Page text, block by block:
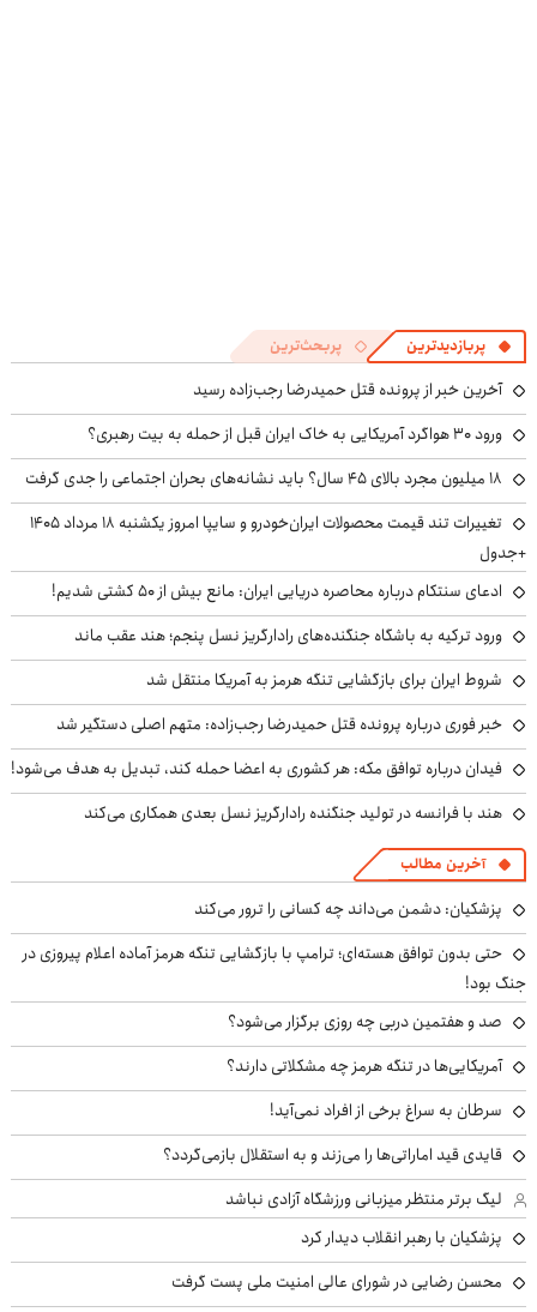
پربازدیدترین پربحث‌ترین
آخرین خبر از پرونده قتل حمیدرضا رجب‌زاده رسید
ورود ۳۰ هواگرد آمریکایی به خاک ایران قبل از حمله به بیت رهبری؟
۱۸ میلیون مجرد بالای ۴۵ سال؟ باید نشانه‌های بحران اجتماعی را جدی گرفت
تغییرات تند قیمت محصولات ایران‌خودرو و سایپا امروز یکشنبه ۱۸ مرداد ۱۴۰۵
+جدول
ادعای سنتکام درباره محاصره دریایی ایران: مانع بیش از ۵۰ کشتی شدیم!
ورود ترکیه به باشگاه جنگنده‌های رادارگریز نسل پنجم؛ هند عقب ماند
شروط ایران برای بازگشایی تنگه هرمز به آمریکا منتقل شد
خبر فوری درباره پرونده قتل حمیدرضا رجب‌زاده: متهم اصلی دستگیر شد
فیدان درباره توافق مکه: هر کشوری به اعضا حمله کند، تبدیل به هدف می‌شود!
هند با فرانسه در تولید جنگنده رادارگریز نسل بعدی همکاری می‌کند
آخرین مطالب
پزشکیان: دشمن می‌داند چه کسانی را ترور می‌کند
حتی بدون توافق هسته‌ای؛ ترامپ با بازگشایی تنگه هرمز آماده اعلام پیروزی در
جنگ بود!
صد و هفتمین دربی چه روزی برگزار می‌شود؟
آمریکایی‌ها در تنگه هرمز چه مشکلاتی دارند؟
سرطان به سراغ برخی از افراد نمی‌آید!
قایدی قید اماراتی‌ها را می‌زند و به استقلال بازمی‌گردد؟
لیگ برتر منتظر میزبانی ورزشگاه آزادی نباشد
پزشکیان با رهبر انقلاب دیدار کرد
محسن رضایی در شورای عالی امنیت ملی پست گرفت